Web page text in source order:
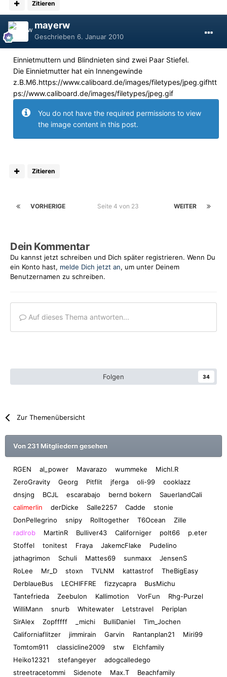
Zitieren
mayerw
Geschrieben 6. Januar 2010
Einnietmuttern und Blindnieten sind zwei Paar Stiefel.
Die Einnietmutter hat ein Innengewinde
z.B.M6.https://www.caliboard.de/images/filetypes/jpeg.gifhtt
ps://www.caliboard.de/images/filetypes/jpeg.gif
You do not have the required permissions to view
the image content in this post.
Zitieren
VORHERIGE WEITER
Seite 4 von 23
Dein Kommentar
Du kannst jetzt schreiben und Dich später registrieren. Wenn Du
ein Konto hast, melde Dich jetzt an, um unter Deinem
Benutzernamen zu schreiben.
Auf dieses Thema antworten...
Folgen 34
Zur Themenübersicht
Von 231 Mitgliedern gesehen
RGEN al_power Mavarazo wummeke
Michl.R
ZeroGravity
Georg Pitflit jferga oli-99
cooklazz
dnsjng
BCJL escarabajo bernd bokern
SauerlandCali
calimerlin
derDicke Salle2257 Cadde
stonie
DonPellegrino
snipy Rolltogether T6Ocean
Zille
radlrob
MartinR Bulliver43 Californiger polt66
p.eter
Stoffel
tonitest Fraya JakemcFlake
Pudelino
jathagrimon
Schuli Mattes69 sunmaxx
JensenS
RoLee
Mr_D stoxn TVLNM kattastrof
TheBigEasy
DerblaueBus
LECHIFFRE fizzycapra
BusMichu
Tantefrieda
Zeebulon Kallimotion VorFun
Rhg-Purzel
WilliMann
snurb Whitewater Letstravel
Periplan
SirAlex
Zopfffff _michi BulliDaniel
Tim_Jochen
Californiaflitzer
jimmirain Garvin Rantanplan21
Miri99
Tomtom911
classicline2009 stw
Elchfamily
Heiko12321
stefangeyer
adogcalledego
streetracetommi
Sidenote Max.T
Beachfamily